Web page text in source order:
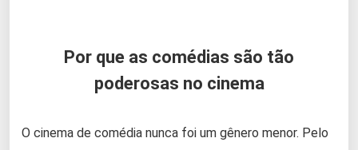
Por que as comédias são tão
poderosas no cinema
O cinema de comédia nunca foi um gênero menor. Pelo